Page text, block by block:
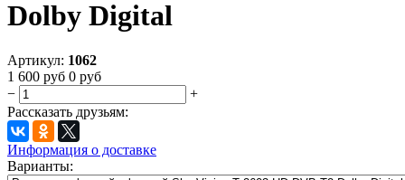
Dolby Digital
Артикул: 1062
1 600 руб 0 руб
−
+
Рассказать друзьям:
Информация о доставке
Варианты: